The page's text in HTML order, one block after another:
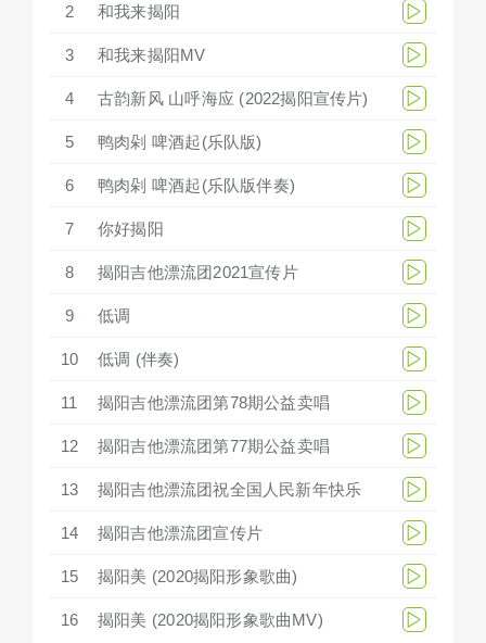
2 和我来揭阳
3 和我来揭阳MV
4 古韵新风 山呼海应 (2022揭阳宣传片)
5 鸭肉剁 啤酒起(乐队版)
6 鸭肉剁 啤酒起(乐队版伴奏)
7 你好揭阳
8 揭阳吉他漂流团2021宣传片
9 低调
10 低调 (伴奏)
11 揭阳吉他漂流团第78期公益卖唱
12 揭阳吉他漂流团第77期公益卖唱
13 揭阳吉他漂流团祝全国人民新年快乐
14 揭阳吉他漂流团宣传片
15 揭阳美 (2020揭阳形象歌曲)
16 揭阳美 (2020揭阳形象歌曲MV)